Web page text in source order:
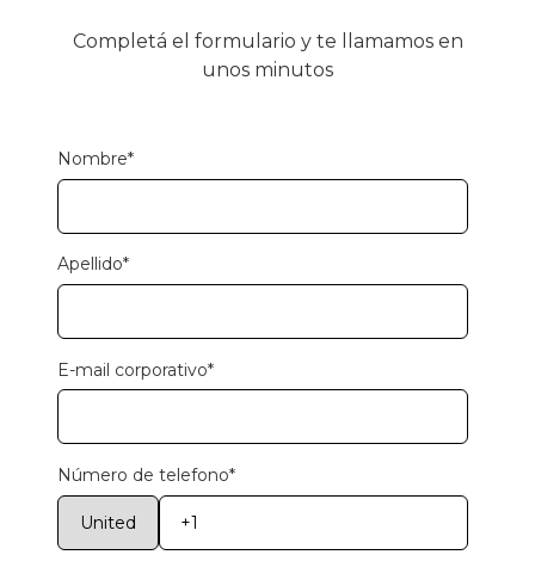
Completá el formulario y te llamamos en
unos minutos
Nombre*
Apellido*
E-mail corporativo*
Número de telefono*